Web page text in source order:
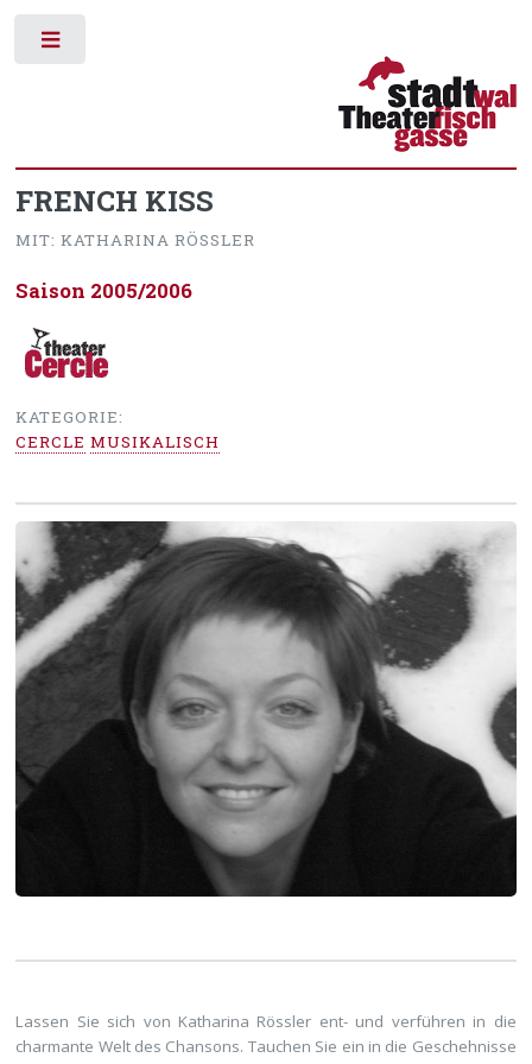
FRENCH KISS
MIT: KATHARINA RÖSSLER
Saison 2005/2006
KATEGORIE:
CERCLE MUSIKALISCH
Lassen Sie sich von Katharina Rössler ent- und verführen in die
charmante Welt des Chansons. Tauchen Sie ein in die Geschehnisse